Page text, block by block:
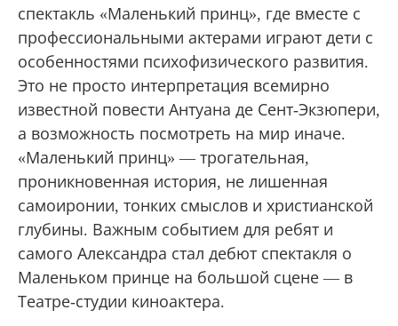
спектакль «Маленький принц», где вместе с
профессиональными актерами играют дети с
особенностями психофизического развития.
Это не просто интерпретация всемирно
известной повести Антуана де Сент-Экзюпери,
а возможность посмотреть на мир иначе.
«Маленький принц» — трогательная,
проникновенная история, не лишенная
самоиронии, тонких смыслов и христианской
глубины. Важным событием для ребят и
самого Александра стал дебют спектакля о
Маленьком принце на большой сцене — в
Театре-студии киноактера.